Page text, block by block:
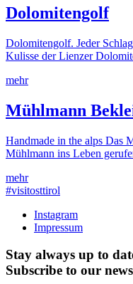
Dolomitengolf
Dolomitengolf. Jeder
Kulisse der Lienzer
mehr
Mühlmann
Handmade in the alps Das
Mühlmann ins Leben
mehr
#visitosttirol
Instagram
Impressum
Stay always up to
Subscribe to our